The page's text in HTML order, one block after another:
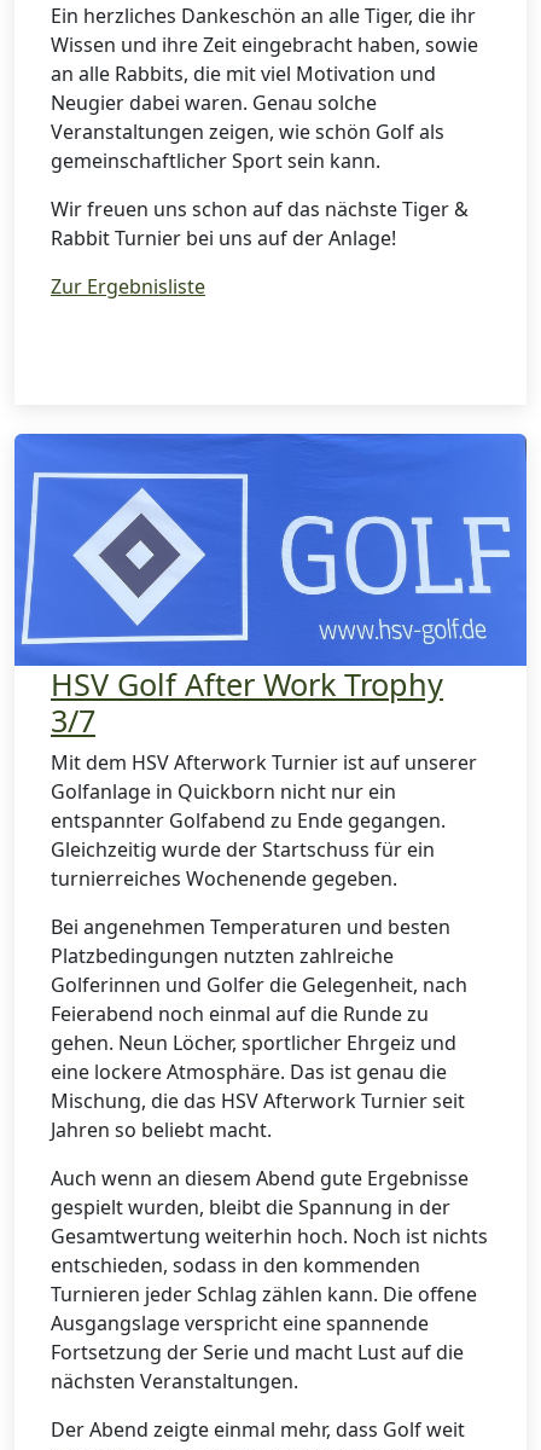
Ein herzliches Dankeschön an alle Tiger, die ihr
Wissen und ihre Zeit eingebracht haben, sowie
an alle Rabbits, die mit viel Motivation und
Neugier dabei waren. Genau solche
Veranstaltungen zeigen, wie schön Golf als
gemeinschaftlicher Sport sein kann.
Wir freuen uns schon auf das nächste Tiger &
Rabbit Turnier bei uns auf der Anlage!
Zur Ergebnisliste
HSV Golf After Work Trophy
3/7
Mit dem HSV Afterwork Turnier ist auf unserer
Golfanlage in Quickborn nicht nur ein
entspannter Golfabend zu Ende gegangen.
Gleichzeitig wurde der Startschuss für ein
turnierreiches Wochenende gegeben.
Bei angenehmen Temperaturen und besten
Platzbedingungen nutzten zahlreiche
Golferinnen und Golfer die Gelegenheit, nach
Feierabend noch einmal auf die Runde zu
gehen. Neun Löcher, sportlicher Ehrgeiz und
eine lockere Atmosphäre. Das ist genau die
Mischung, die das HSV Afterwork Turnier seit
Jahren so beliebt macht.
Auch wenn an diesem Abend gute Ergebnisse
gespielt wurden, bleibt die Spannung in der
Gesamtwertung weiterhin hoch. Noch ist nichts
entschieden, sodass in den kommenden
Turnieren jeder Schlag zählen kann. Die offene
Ausgangslage verspricht eine spannende
Fortsetzung der Serie und macht Lust auf die
nächsten Veranstaltungen.
Der Abend zeigte einmal mehr, dass Golf weit